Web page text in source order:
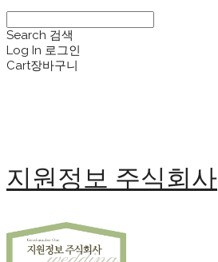
Search 검색
Log In 로그인
Cart장바구니
지원정보 주식회사